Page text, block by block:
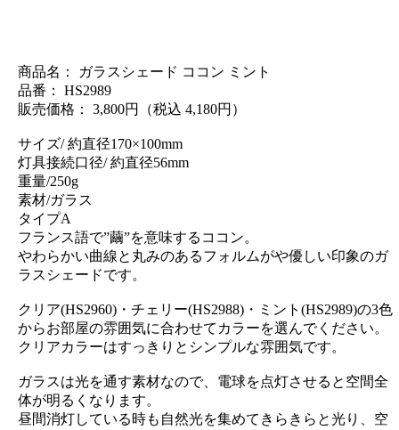
商品名： ガラスシェード ココン ミント
品番： HS2989
販売価格： 3,800円（税込 4,180円）
サイズ/ 約直径170×100mm
灯具接続口径/ 約直径56mm
重量/250g
素材/ガラス
タイプA
フランス語で”繭”を意味するココン。
やわらかい曲線と丸みのあるフォルムがや優しい印象のガ
ラスシェードです。
クリア(HS2960)・チェリー(HS2988)・ミント(HS2989)の3色
からお部屋の雰囲気に合わせてカラーを選んでください。
クリアカラーはすっきりとシンプルな雰囲気です。
ガラスは光を通す素材なので、電球を点灯させると空間全
体が明るくなります。
昼間消灯している時も自然光を集めてきらきらと光り、空